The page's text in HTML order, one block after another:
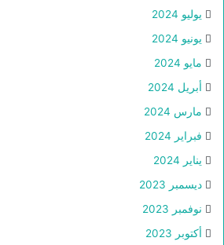
يوليو 2024
يونيو 2024
مايو 2024
أبريل 2024
مارس 2024
فبراير 2024
يناير 2024
ديسمبر 2023
نوفمبر 2023
أكتوبر 2023